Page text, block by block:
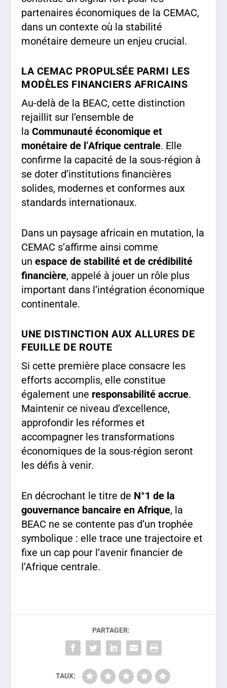
partenaires économiques de la CEMAC,
dans un contexte où la stabilité
monétaire demeure un enjeu crucial.
LA CEMAC PROPULSÉE PARMI LES
MODÈLES FINANCIERS AFRICAINS
Au-delà de la BEAC, cette distinction
rejaillit sur l’ensemble de
laCommunauté économique et
monétaire de l’Afrique centrale. Elle
confirme la capacité de la sous-région à
se doter d’institutions financières
solides, modernes et conformes aux
standards internationaux.
Dans un paysage africain en mutation, la
CEMAC s’affirme ainsi comme
unespace de stabilité et de crédibilité
financière, appelé à jouer un rôle plus
important dans l’intégration économique
continentale.
UNE DISTINCTION AUX ALLURES DE
FEUILLE DE ROUTE
Si cette première place consacre les
efforts accomplis, elle constitue
également une responsabilité accrue.
Maintenir ce niveau d’excellence,
approfondir les réformes et
accompagner les transformations
économiques de la sous-région seront
les défis à venir.
En décrochant le titre de N°1 de la
gouvernance bancaire en Afrique, la
BEAC ne se contente pas d’un trophée
symbolique : elle trace une trajectoire et
fixe un cap pour l’avenir financier de
l’Afrique centrale.
PARTAGER:
TAUX: